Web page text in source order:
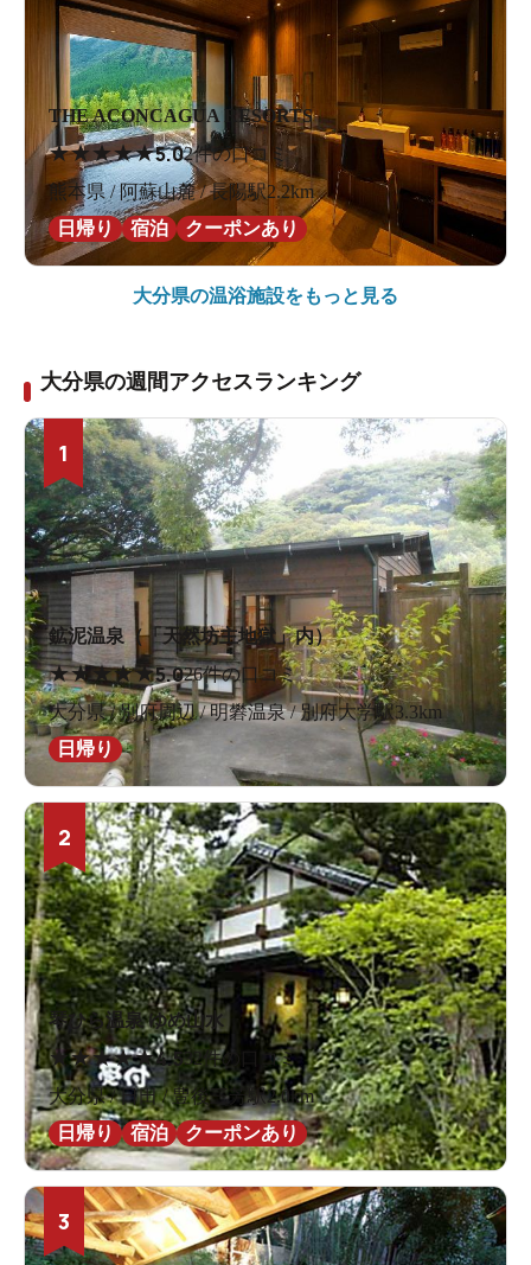
THE ACONCAGUA RESORTS
★★★★★5.02件の口コミ
熊本県 / 阿蘇山麓 / 長陽駅2.2km
日帰り
宿泊 クーポンあり
大分県の温浴施設をもっと見る
大分県の週間アクセスランキング
1
鉱泥温泉（「天然坊主地獄」内）
★★★★★5.026件の口コミ
大分県 / 別府周辺 / 明礬温泉 / 別府大学駅3.3km
日帰り
2
琴ひら温泉 ゆめ山水
★★★★★4.532件の口コミ
大分県 / 日田 / 豊後三芳駅2.0km
日帰り
宿泊 クーポンあり
3